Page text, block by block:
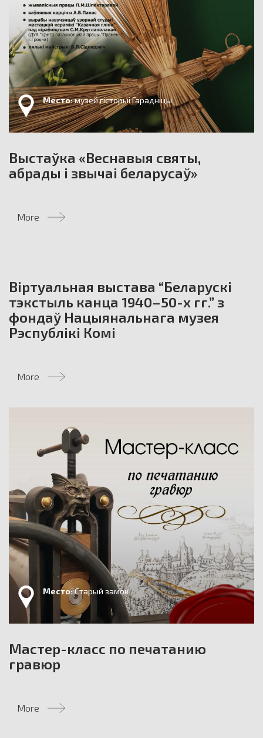
Место:музей гісторыі Гарадніцы
Выстаўка «Веснавыя святы,
абрады і звычаі беларусаў»
More
Віртуальная выстава “Беларускі
тэкстыль канца 1940–50-х гг.” з
фондаў Нацыянальнага музея
Рэспублікі Комі
More
Место:Старый замок
Мастер-класс по печатанию
гравюр
More